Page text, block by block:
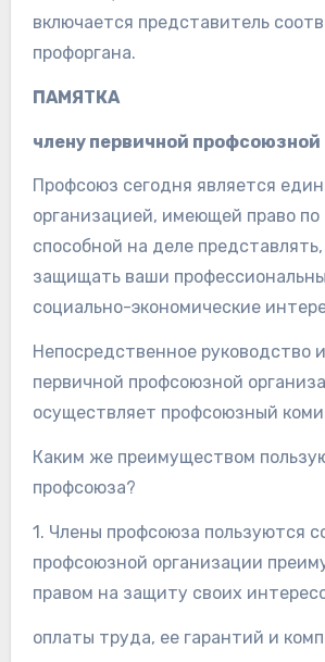
включается представитель
профоргана.
ПАМЯТКА
члену первичной профсоюзной
Профсоюз сегодня является
организацией, имеющей право по
способной на деле
защищать ваши
социально-экономические
Непосредственное руководство
первичной профсоюзной
осуществляет профсоюзный
Каким же преимуществом
профсоюза?
1. Члены профсоюза пользуются
профсоюзной организации
правом на защиту своих
оплаты труда, ее гарантий и